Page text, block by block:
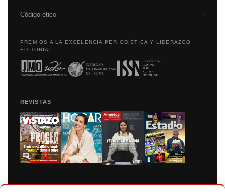
Código etico ›
PREMIOS A LA EXCELENCIA PERIODÍSTICA Y LIDERAZGO
EDITORIAL
REVISTAS